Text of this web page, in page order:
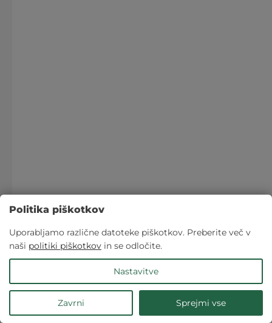
Politika piškotkov
Uporabljamo različne datoteke piškotkov. Preberite več v
naši politiki piškotkov in se odločite.
Nastavitve
Zavrni Sprejmi vse